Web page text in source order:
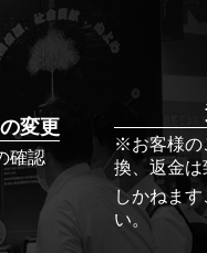
変更
確認
※お客様の
換、返金は
しかねま
い。